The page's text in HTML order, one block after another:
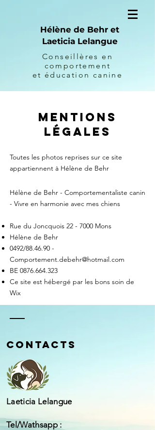
Hélène de Behr et
Laeticia Lelangue
Conseillères en
comportement
et éducation canine
Mentions
légales
Toutes les photos reprises sur ce site
appartiennent à Hélène de Behr
Hélène de Behr - Comportementaliste canin
- Vivre en harmonie avec mes chiens
Rue du Joncquois 22 - 7000 Mons
Hélène de Behr
0492/88.46.90 -
Comportement.debehr@hotmail.com
BE 0876.664.323
Ce site est hébergé par les bons soin de
Wix
Contacts
Laeticia Lelangue
Tel/Wathsapp :